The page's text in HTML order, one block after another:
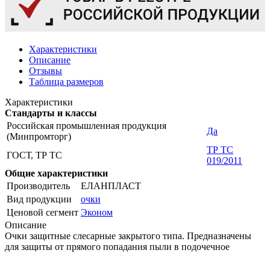
Характеристики
Описание
Отзывы
Таблица размеров
Характеристики
Стандарты и классы
Российская промышленная продукция
(Минпромторг)
Да
ГОСТ, ТР ТС
ТР ТС
019/2011
Общие характеристики
Производитель
ЕЛАНПЛАСТ
Вид продукции
очки
Ценовой сегмент Эконом
Описание
Очки защитные слесарные закрытого типа. Предназначены
для защиты от прямого попадания пыли в подочечное